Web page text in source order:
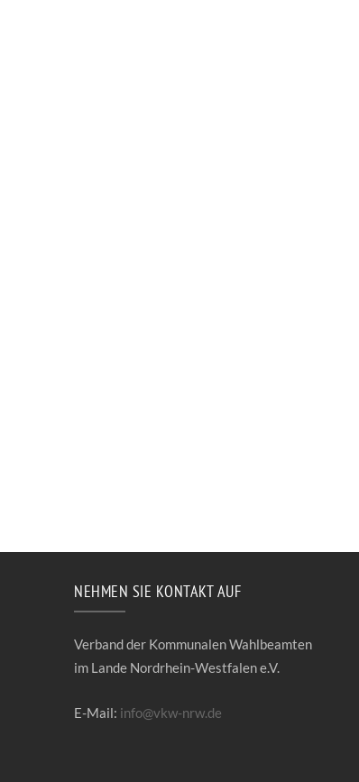
NEHMEN SIE KONTAKT AUF
Verband der Kommunalen Wahlbeamten
im Lande Nordrhein-Westfalen e.V.
E-Mail: info@vkw-nrw.de